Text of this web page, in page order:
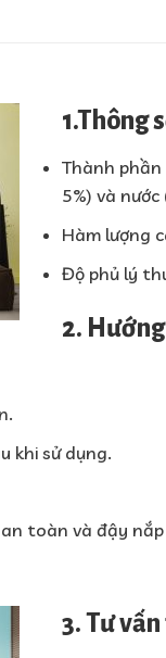
1.Thông
Thành phần
5%) và
Hàm lượng
Độ phủ lý
2.
khi sử dụng.
toàn và đậy
3. Tư